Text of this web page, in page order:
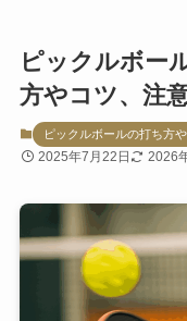
ピックルボー
方やコツ、注
ピックルボールの打ち方
2025年7月22日 2026